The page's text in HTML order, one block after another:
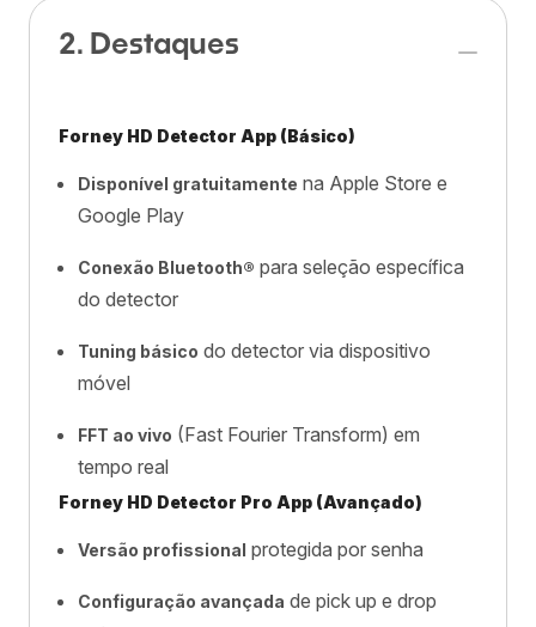
2. Destaques
Forney HD Detector App (Básico)
Disponível gratuitamente na Apple Store e
Google Play
Conexão Bluetooth® para seleção específica
do detector
Tuning básico do detector via dispositivo
móvel
FFT ao vivo (Fast Fourier Transform) em
tempo real
Forney HD Detector Pro App (Avançado)
Versão profissional protegida por senha
Configuração avançada de pick up e drop